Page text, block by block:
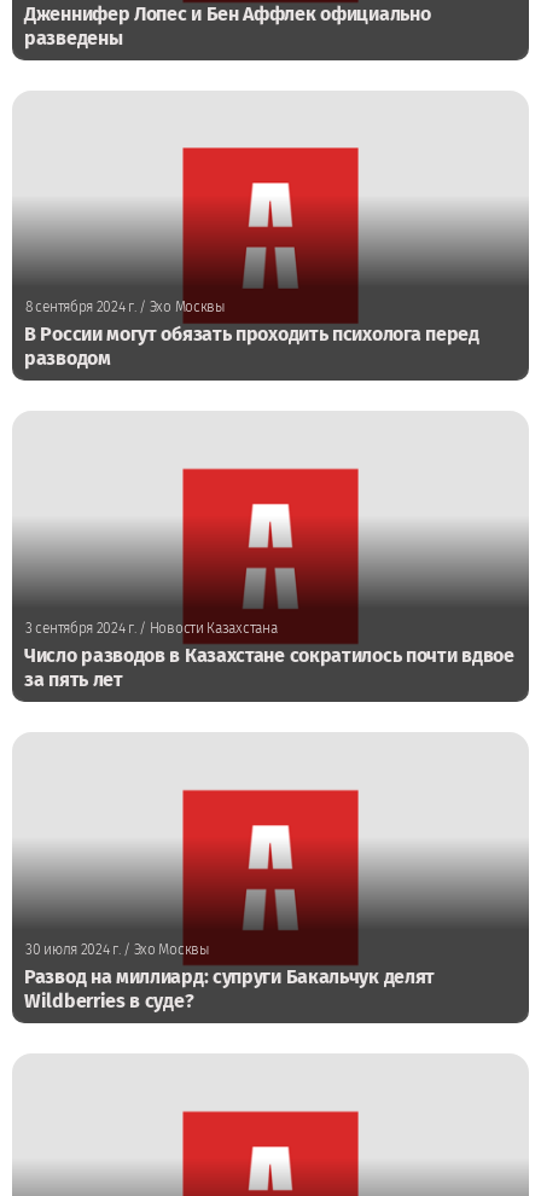
Дженнифер Лопес и Бен Аффлек официально
разведены
8 сентября 2024 г./ Эхо Москвы
В России могут обязать проходить психолога перед
разводом
3 сентября 2024 г./ Новости Казахстана
Число разводов в Казахстане сократилось почти вдвое
за пять лет
30 июля 2024 г./ Эхо Москвы
Развод на миллиард: супруги Бакальчук делят
Wildberries в суде?